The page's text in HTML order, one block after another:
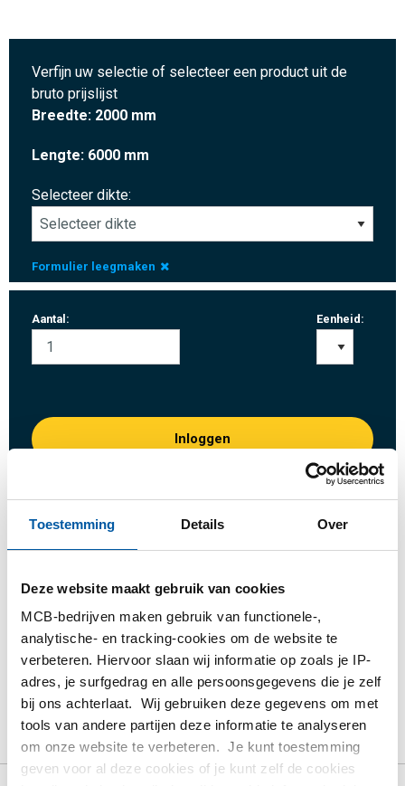
Toestemming Details Over
Deze website maakt gebruik van cookies
MCB-bedrijven maken gebruik van functionele-,
analytische- en tracking-cookies om de website te
verbeteren. Hiervoor slaan wij informatie op zoals je IP-
adres, je surfgedrag en alle persoonsgegevens die je zelf
bij ons achterlaat. Wij gebruiken deze gegevens om met
tools van andere partijen deze informatie te analyseren
om onze website te verbeteren. Je kunt toestemming
geven voor al deze cookies of je kunt zelf de cookies
Verfijn uw selectie of selecteer een product uit de
bruto prijslijst
Breedte: 2000 mm
Lengte: 6000 mm
Selecteer dikte:
Formulier leegmaken
Aantal: Eenheid:
Inloggen
Bestel met uw eigen artikelnummers
Volg uw order via Track&Trace
Product Product omschrijving Bruto prijslijst
Downloads Specificaties